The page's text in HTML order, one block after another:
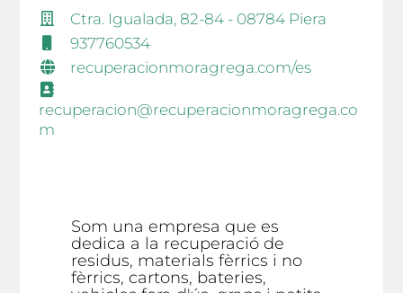
Ctra. Igualada, 82-84 - 08784 Piera
937760534
recuperacionmoragrega.com/es
recuperacion@recuperacionmoragrega.co
m
Som una empresa que es
dedica a la recuperació de
residus, materials fèrrics i no
fèrrics, cartons, bateries,